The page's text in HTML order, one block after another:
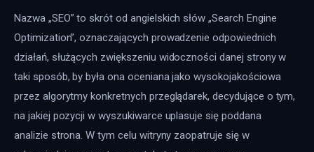
Nazwa „SEO” to skrót od angielskich słów „Search Engine
Optimization”, oznaczających prowadzenie odpowiednich
działań, służących zwiększeniu widoczności danej strony w
taki sposób, by była ona oceniana jako wysokojakościowa
przez algorytmy konkretnych przeglądarek, decydujące o tym,
na jakiej pozycji w wyszukiwarce uplasuje się poddana
analizie strona. W tym celu witryny zaopatruje się w